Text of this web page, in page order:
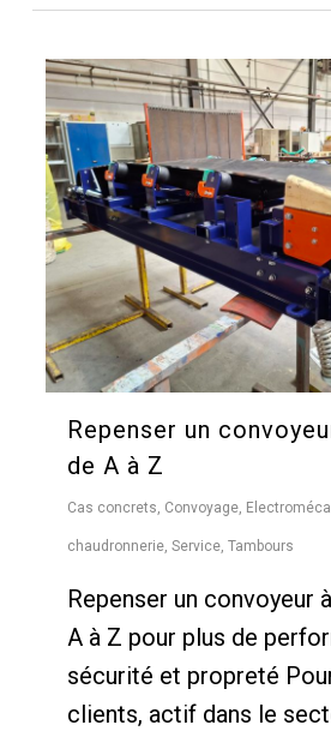
Repenser un
de A à Z
Cas concrets, Convoyage,
chaudronnerie,Service,Tambours
Repenser un convoyeur
A à Z pour plus de
sécurité et propreté
clients, actif dans le